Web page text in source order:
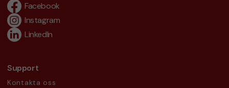
Facebook
Instagram
LinkedIn
Support
Kontakta oss